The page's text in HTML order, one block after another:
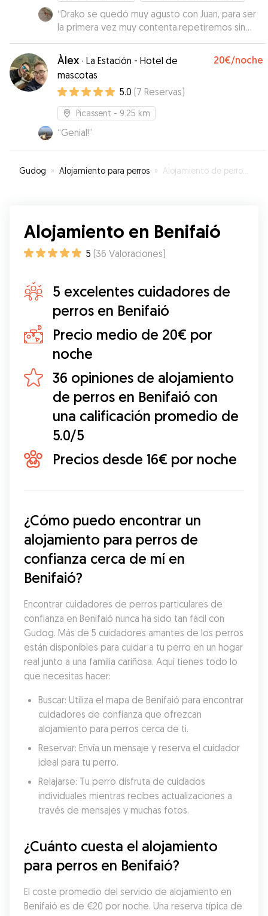
“Drako se quedó muy agusto con Juan, para ser
la primera vez muy contenta,repetiremos sin
duda! Gracias!”
Àlex · La Estación - Hotel de
mascotas
20€/noche
5.0 (7 Reservas)
Picassent - 9.25 km
“Genial!”
Gudog » Alojamiento para perros » Alojamiento de perros en Benifaió
Alojamiento en Benifaió
5 (36 Valoraciones)
5 excelentes cuidadores de
perros en Benifaió
Precio medio de 20€ por
noche
36 opiniones de alojamiento
de perros en Benifaió con
una calificación promedio de
5.0/5
Precios desde 16€ por noche
¿Cómo puedo encontrar un
alojamiento para perros de
confianza cerca de mí en
Benifaió?
Encontrar cuidadores de perros particulares de
confianza en Benifaió nunca ha sido tan fácil con
Gudog. Más de 5 cuidadores amantes de los perros
están disponibles para cuidar a tu perro en un hogar
real junto a una familia cariñosa. Aquí tienes todo lo
que necesitas hacer:
Buscar: Utiliza el mapa de Benifaió para encontrar
cuidadores de confianza que ofrezcan
alojamiento para perros cerca de ti.
Reservar: Envía un mensaje y reserva el cuidador
ideal para tu perro.
Relajarse: Tu perro disfruta de cuidados
individuales mientras recibes actualizaciones a
través de mensajes y muchas fotos.
¿Cuánto cuesta el alojamiento
para perros en Benifaió?
El coste promedio del servicio de alojamiento en
Benifaió es de €20 por noche. Una reserva típica de